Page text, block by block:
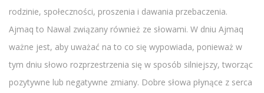
rodzinie, społeczności, proszenia i dawania przebaczenia.
Ajmaq to Nawal związany również ze słowami. W dniu Ajmaq
ważne jest, aby uważać na to co się wypowiada, ponieważ w
tym dniu słowo rozprzestrzenia się w sposób silniejszy, tworząc
pozytywne lub negatywne zmiany. Dobre słowa płynące z serca